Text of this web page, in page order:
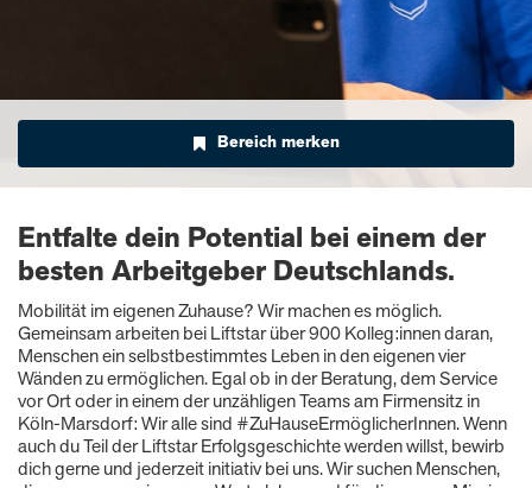
Bereich merken
Entfalte dein Potential bei einem der
besten Arbeitgeber Deutschlands.
Mobilität im eigenen Zuhause? Wir machen es möglich.
Gemeinsam arbeiten bei Liftstar über 900 Kolleg:innen daran,
Menschen ein selbstbestimmtes Leben in den eigenen vier
Wänden zu ermöglichen. Egal ob in der Beratung, dem Service
vor Ort oder in einem der unzähligen Teams am Firmensitz in
Köln-Marsdorf: Wir alle sind #ZuHauseErmöglicherInnen. Wenn
auch du Teil der Liftstar Erfolgsgeschichte werden willst, bewirb
dich gerne und jederzeit initiativ bei uns. Wir suchen Menschen,